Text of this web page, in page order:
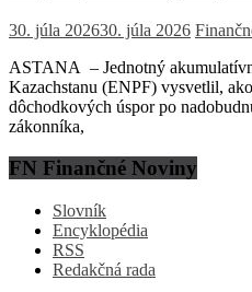
30. júla 202630. júla 2026
ASTANA – Jednotný
Kazachstanu (ENPF) vysvetlil,
dôchodkových úspor po
zákonníka,
FN Finančné Noviny
Slovník
Encyklopédia
RSS
Redakčná rada